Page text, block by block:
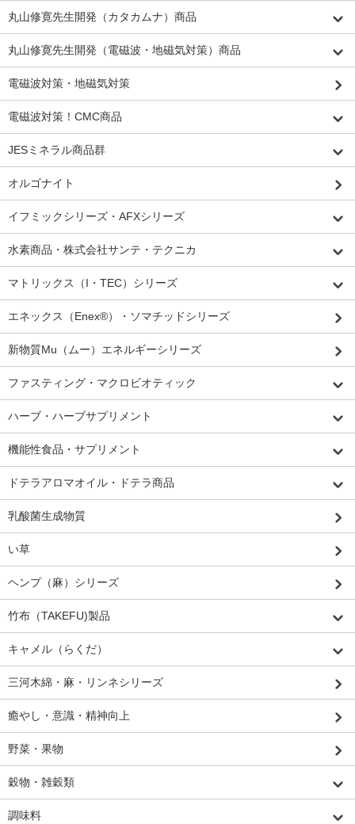
丸山修寛先生開発（カタカムナ）商品
丸山修寛先生開発（電磁波・地磁気対策）商品
電磁波対策・地磁気対策
電磁波対策！CMC商品
JESミネラル商品群
オルゴナイト
イフミックシリーズ・AFXシリーズ
水素商品・株式会社サンテ・テクニカ
マトリックス（I・TEC）シリーズ
エネックス（Enex®）・ソマチッドシリーズ
新物質Mu（ムー）エネルギーシリーズ
ファスティング・マクロビオティック
ハーブ・ハーブサプリメント
機能性食品・サプリメント
ドテラアロマオイル・ドテラ商品
乳酸菌生成物質
い草
ヘンプ（麻）シリーズ
竹布（TAKEFU)製品
キャメル（らくだ）
三河木綿・麻・リンネシリーズ
癒やし・意識・精神向上
野菜・果物
穀物・雑穀類
調味料